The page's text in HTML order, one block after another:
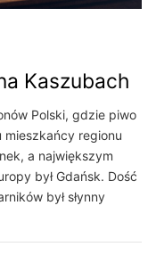
Kaszubach
Polski, gdzie piwo
mieszkańcy regionu
a największym
był Gdańsk. Dość
był słynny